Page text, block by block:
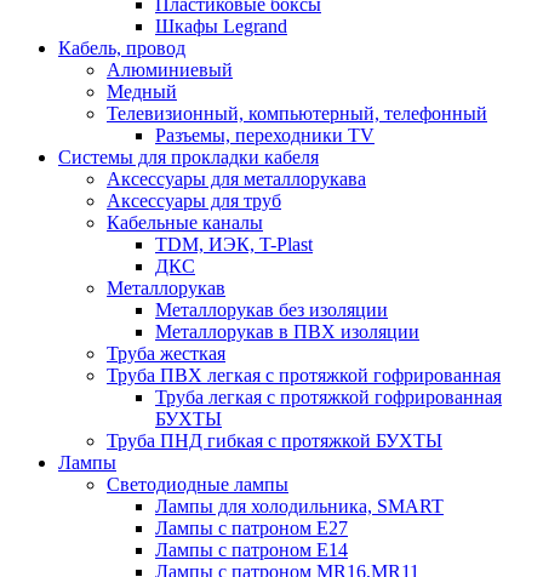
Пластиковые боксы
Шкафы Legrand
Кабель, провод
Алюминиевый
Медный
Телевизионный, компьютерный, телефонный
Разъемы, переходники TV
Системы для прокладки кабеля
Аксессуары для металлорукава
Аксессуары для труб
Кабельные каналы
TDM, ИЭК, T-Plast
ДКС
Металлорукав
Металлорукав без изоляции
Металлорукав в ПВХ изоляции
Труба жесткая
Труба ПВХ легкая с протяжкой гофрированная
Труба легкая с протяжкой гофрированная
БУХТЫ
Труба ПНД гибкая с протяжкой БУХТЫ
Лампы
Светодиодные лампы
Лампы для холодильника, SMART
Лампы с патроном E27
Лампы с патроном Е14
Лампы с патроном MR16,MR11